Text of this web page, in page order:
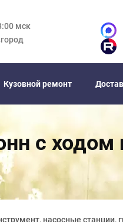
мск
Кузовной ремонт
с
насосные